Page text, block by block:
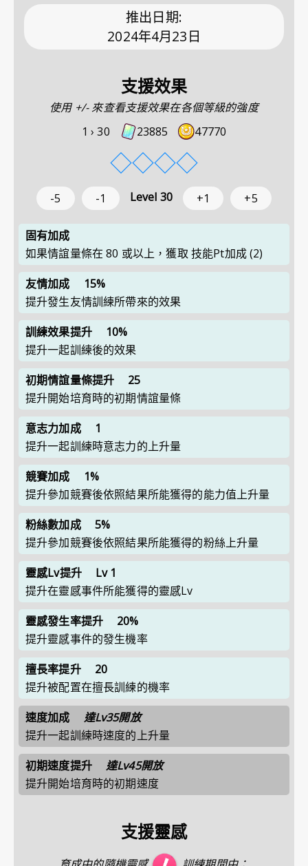
推出日期:
2024年4月23日
支援效果
使用 +/- 來查看支援效果在各個等級的強度
1 ›30 23885 47770
◇◇◇◇
-5 -1 Level 30 +1 +5
固有加成
如果情誼量條在 80 或以上，獲取 技能Pt加成 (2)
友情加成
15%
提升發生友情訓練所帶來的效果
訓練效果提升
10%
提升一起訓練後的效果
初期情誼量條提升
25
提升開始培育時的初期情誼量條
意志力加成
1
提升一起訓練時意志力的上升量
競賽加成
1%
提升參加競賽後依照結果所能獲得的能力值上升量
粉絲數加成
5%
提升參加競賽後依照結果所能獲得的粉絲上升量
靈感Lv提升
Lv 1
提升在靈感事件所能獲得的靈感Lv
靈感發生率提升
20%
提升靈感事件的發生機率
擅長率提升
20
提升被配置在擅長訓練的機率
速度加成
達Lv35開放
提升一起訓練時速度的上升量
初期速度提升
達Lv45開放
提升開始培育時的初期速度
支援靈感